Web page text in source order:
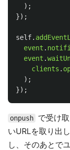
);
});
self.
event .
event .
clients .
);
});
onpush
で受け
いURLを取り出
し、そのあとで